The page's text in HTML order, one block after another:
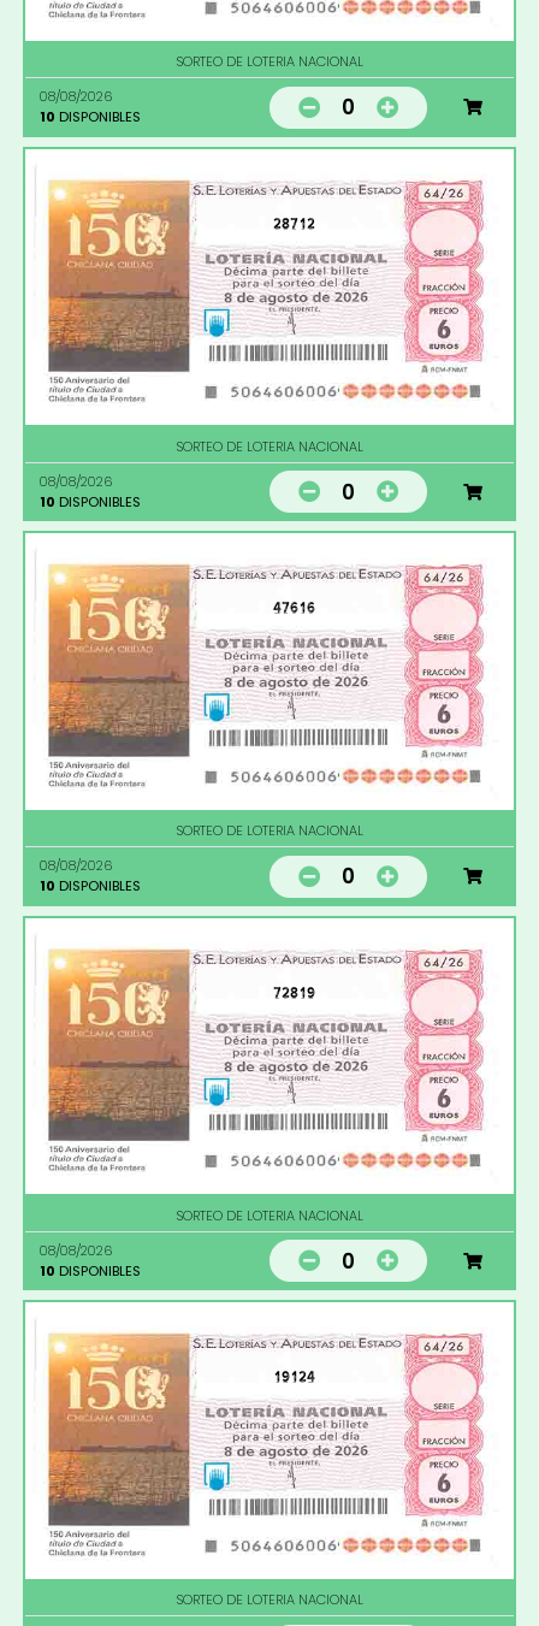
SORTEO DE LOTERIA NACIONAL
08/08/2026
10 DISPONIBLES 0
28712
SORTEO DE LOTERIA NACIONAL
08/08/2026
10 DISPONIBLES 0
47616
SORTEO DE LOTERIA NACIONAL
08/08/2026
10 DISPONIBLES 0
72819
SORTEO DE LOTERIA NACIONAL
08/08/2026
10 DISPONIBLES 0
19124
SORTEO DE LOTERIA NACIONAL